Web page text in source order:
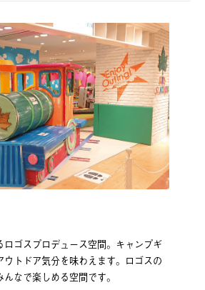
ロゴスプロデュース空間。キャンプギ
ウトドア気分を味わえます。ロゴスの
なで楽しめる空間です。